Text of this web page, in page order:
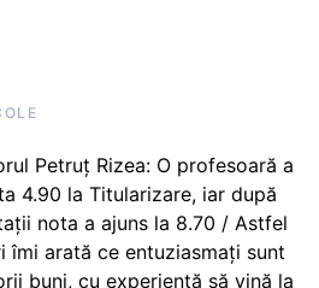
Petruț Rizea: O profesoară a
4.90 la Titularizare, iar după
nota a ajuns la 8.70 / Astfel
îmi arată ce entuziasmați sunt
buni, cu experiență să vină la